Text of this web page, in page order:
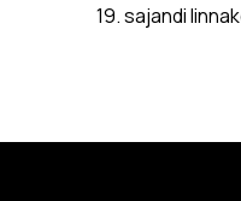
19. sajandi